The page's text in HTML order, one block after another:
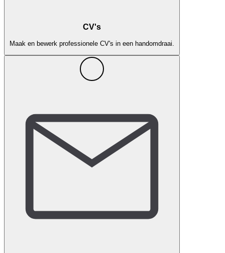
CV's
Maak en bewerk professionele CV's in een handomdraai.